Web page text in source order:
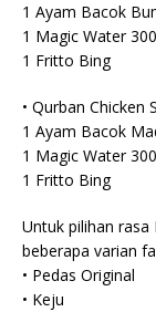
1 Ayam Bacok
1 Magic Water
1 Fritto Bing
• Qurban Chicken
1 Ayam Bacok
1 Magic Water
1 Fritto Bing
Untuk pilihan
beberapa varian
• Pedas Original
• Keju